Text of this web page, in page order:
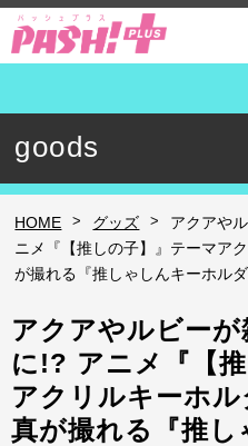
goods
HOME > グッズ >
アクアや
ニメ『【推しの子】』テーマア
が撮れる『推しゃしんキーホル
アクアやルビー
に!? アニメ『【
アクリルキーホ
真が撮れる『推